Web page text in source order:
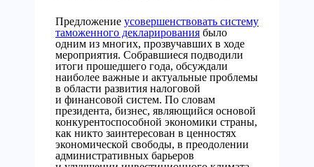
Предложение усовершенствовать систему
таможенного декларирования было
одним из многих, прозвучавших в ходе
мероприятия. Собравшиеся подводили
итоги прошедшего года, обсуждали
наиболее важные и актуальные проблемы
в области развития налоговой
и финансовой систем. По словам
президента, бизнес, являющийся основой
конкурентоспособной экономики страны,
как никто заинтересован в ценностях
экономической свободы, в преодолении
административных барьеров